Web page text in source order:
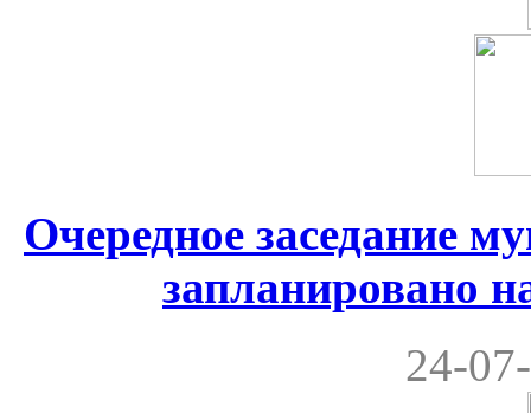
Очередное заседание
запланировано
24-